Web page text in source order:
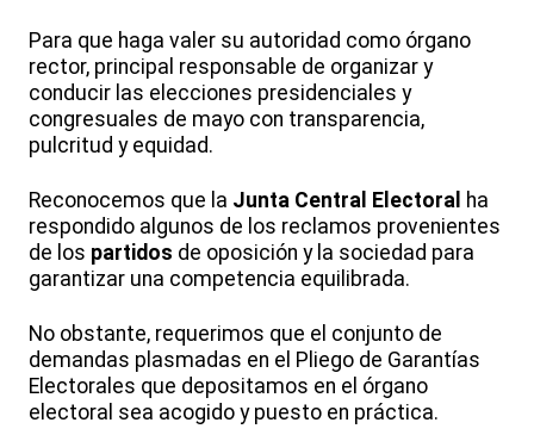
Para que haga valer su autoridad como órgano
rector, principal responsable de organizar y
conducir las elecciones presidenciales y
congresuales de mayo con transparencia,
pulcritud y equidad.
Reconocemos que la Junta Central Electoral ha
respondido algunos de los reclamos provenientes
de los partidos de oposición y la sociedad para
garantizar una competencia equilibrada.
No obstante, requerimos que el conjunto de
demandas plasmadas en el Pliego de Garantías
Electorales que depositamos en el órgano
electoral sea acogido y puesto en práctica.